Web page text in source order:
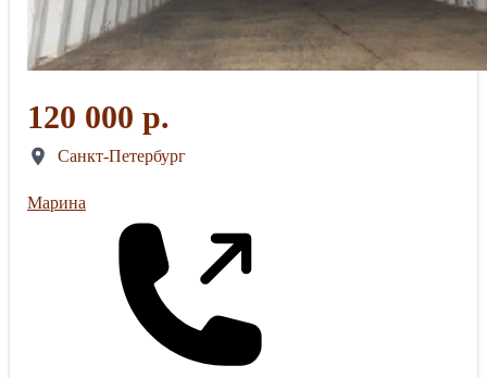
120 000 р.
Санкт-Петербург
Марина